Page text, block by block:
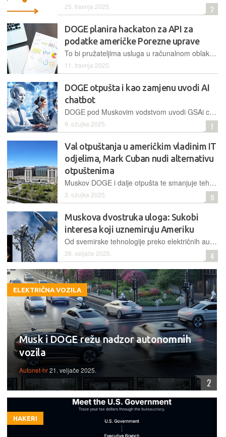
25. travnja 2025. 2
DOGE planira hackaton za API za
podatke američke Porezne uprave
To bi pružateljima usluga u računalnom oblaku olakšalo pristup podacima kao što su imena poreznih obveznika, adrese, brojeve socijalnog osiguranja, porezne prijave i podatke o zaposlenju...
11. travnja 2025.
DOGE otpušta i kao zamjenu uvodi AI
chatbot
DOGE pod Muskovim vodstvom uvodi GSAi chatbot za 1.500 državnih službenika. Sustav obećava povećanje učinkovitosti u pisanju e-pošte i kôda, ali izaziva zabrinutost oko sigurnosti podataka i budućnosti radnih mjesta u javnom sektoru...
9. ožujka 2025. 1
Val otpuštanja u američkim vladinim IT
odjelima, Mark Cuban nudi alternativu
otpuštenima
Muskov DOGE i dalje otpušta te smanjuje tehnološke odjela američke vlade. Agencija 18F, koja je razvijala ključne digitalne usluge, ukinuta je, a 90 zaposlenika dobilo otkaz. Mark Cuban ponudio je financiranje nove konzultantske tvrtke za otpuštene stručnjake, predviđa da će vlada uskoro trebati njihove usluge za rješavanje nastalih IT problema...
3. ožujka 2025. 9
Muskova dvostruka uloga: Sukobi
interesa koji uznemiruju Ameriku
Od svemirske tehnologije preko električnih automobila do neuroznanosti, gotovo da nema područja u kojem Muskove tvrtke ne surađuju ili nisu regulirane od strane vladinih ministarstava i agencija. Kako ih DOGE okupira, tako se čini da se iza kulisa odvija i velika igra moći i prevlasti
28. veljače 2025. 4
ELEKTRIČNA VOZILA
Musk i DOGE režu nadzor autonomnih
vozila
Autonet-hr21. veljače 2025.
2
HAKERI